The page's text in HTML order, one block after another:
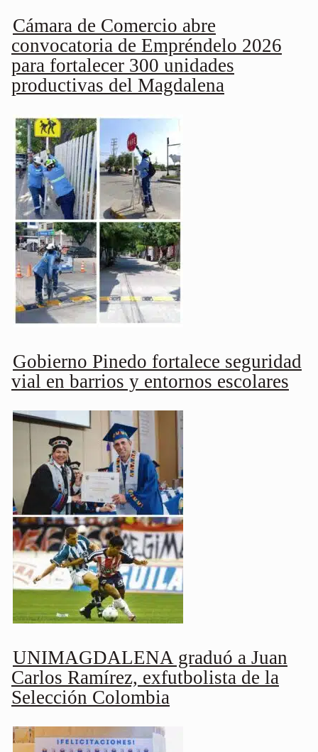
Cámara de Comercio abre
convocatoria de Empréndelo 2026
para fortalecer 300 unidades
productivas del Magdalena
Gobierno Pinedo fortalece seguridad
vial en barrios y entornos escolares
UNIMAGDALENA graduó a Juan
Carlos Ramírez, exfutbolista de la
Selección Colombia